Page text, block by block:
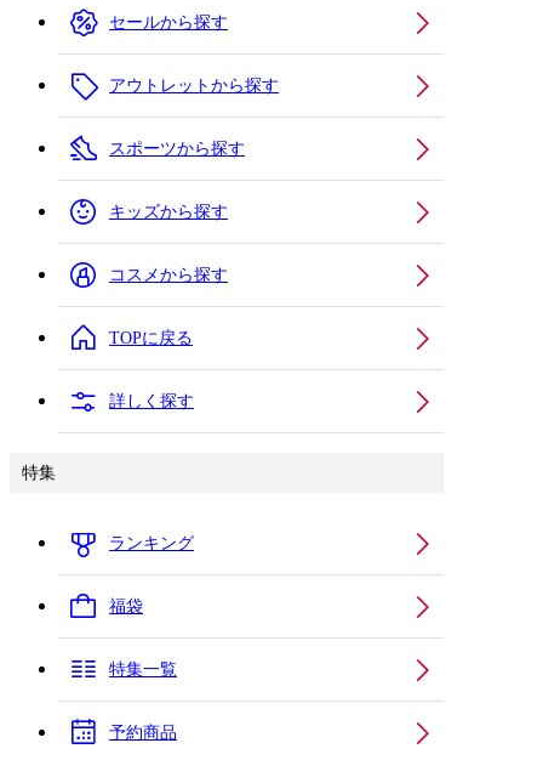
セールから探す
アウトレットから探す
スポーツから探す
キッズから探す
コスメから探す
TOPに戻る
詳しく探す
特集
ランキング
福袋
特集一覧
予約商品